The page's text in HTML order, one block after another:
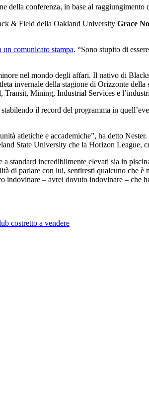
della conferenza, in base al
& Field della Oakland University Grace
un comunicato stampa. “Sono stupito di
nel mondo degli affari. Il nativo di
invernale della stagione di Orizzonte
Mining, Industrial Services e
il record del programma in
atletiche e accademiche”, ha detto
State University che la Horizon League,
standard incredibilmente elevati sia in
di parlare con lui, sentiresti qualcuno che
indovinare – avrei dovuto indovinare – che
costretto a vendere